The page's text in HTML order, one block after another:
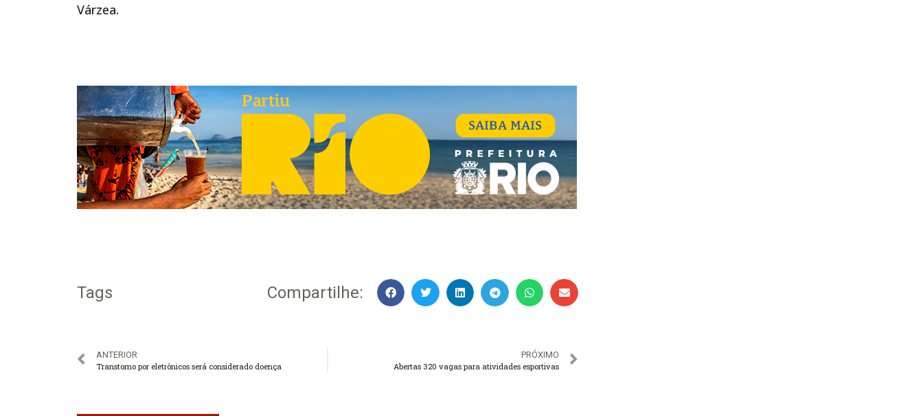
Várzea.
Tags Compartilhe:
ANTERIOR
Transtorno por eletrônicos será considerado doença
PRÓXIMO
Abertas 320 vagas para atividades esportivas